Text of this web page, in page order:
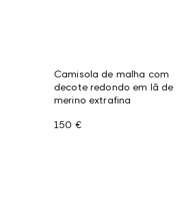
Camisola de malha com
decote redondo em lã de
merino extrafina
150 €